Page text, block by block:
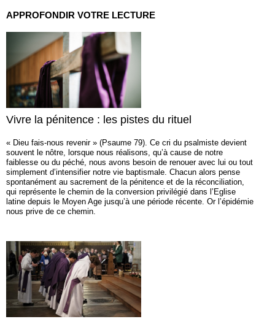
APPROFONDIR VOTRE LECTURE
Vivre la pénitence : les pistes du rituel
« Dieu fais-nous revenir » (Psaume 79). Ce cri du psalmiste devient
souvent le nôtre, lorsque nous réalisons, qu’à cause de notre
faiblesse ou du péché, nous avons besoin de renouer avec lui ou tout
simplement d’intensifier notre vie baptismale. Chacun alors pense
spontanément au sacrement de la pénitence et de la réconciliation,
qui représente le chemin de la conversion privilégié dans l’Eglise
latine depuis le Moyen Age jusqu’à une période récente. Or l’épidémie
nous prive de ce chemin.